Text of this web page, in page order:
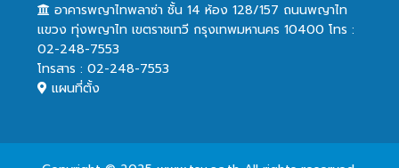
อาคารพญาไทพลาซ่า ชั้น 14 ห้อง 128/157 ถนนพญาไท
แขวง ทุ่งพญาไท เขตราชเทวี กรุงเทพมหานคร 10400 โทร :
02-248-7553
โทรสาร : 02-248-7553
แผนที่ตั้ง